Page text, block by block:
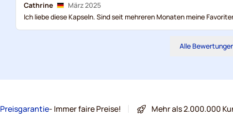
Cathrine
März 2025
Ich liebe diese Kapseln. Sind seit mehreren Monaten meine
Alle
Preisgarantie- Immer faire Preise! Mehr als 2.000.000